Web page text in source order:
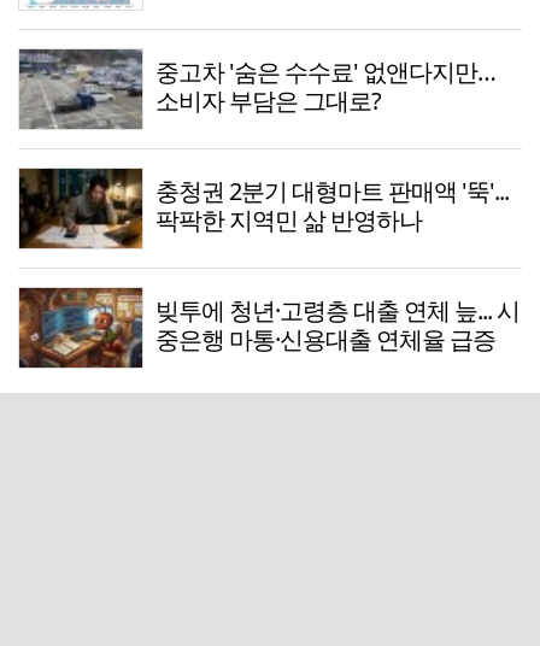
중고차 '숨은 수수료' 없앤다지만…
소비자 부담은 그대로?
충청권 2분기 대형마트 판매액 '뚝'...
팍팍한 지역민 삶 반영하나
빚투에 청년·고령층 대출 연체 늪... 시
중은행 마통·신용대출 연체율 급증